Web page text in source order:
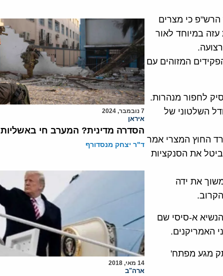
הרש"פ כי מצרים
במיוחד לאור
המזוהים עם
לחפור מנהרות.
השלטוני של
החוץ המצרי אמר
שעבאס לא ביטל את הסנקציות
את ידה
א-סיסי שם
האמריקנים.
מגע מפתח'
7 נובמבר, 2024
איראן
הסדרה מדינית? המערב חי באשליות
ד"ר יצחק מנסדורף
14 מאי, 2018
ארה"ב